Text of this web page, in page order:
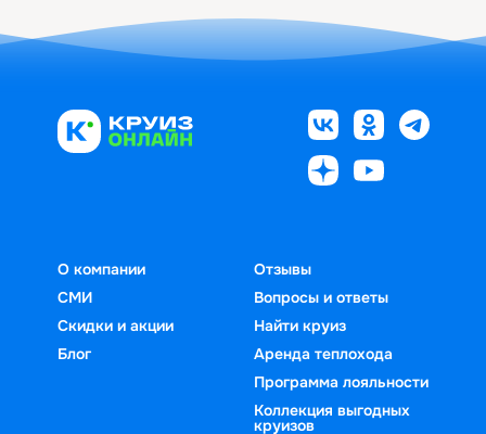
О компании
СМИ
Скидки и акции
Блог
Отзывы
Вопросы и ответы
Найти круиз
Аренда теплохода
Программа лояльности
Коллекция выгодных
круизов